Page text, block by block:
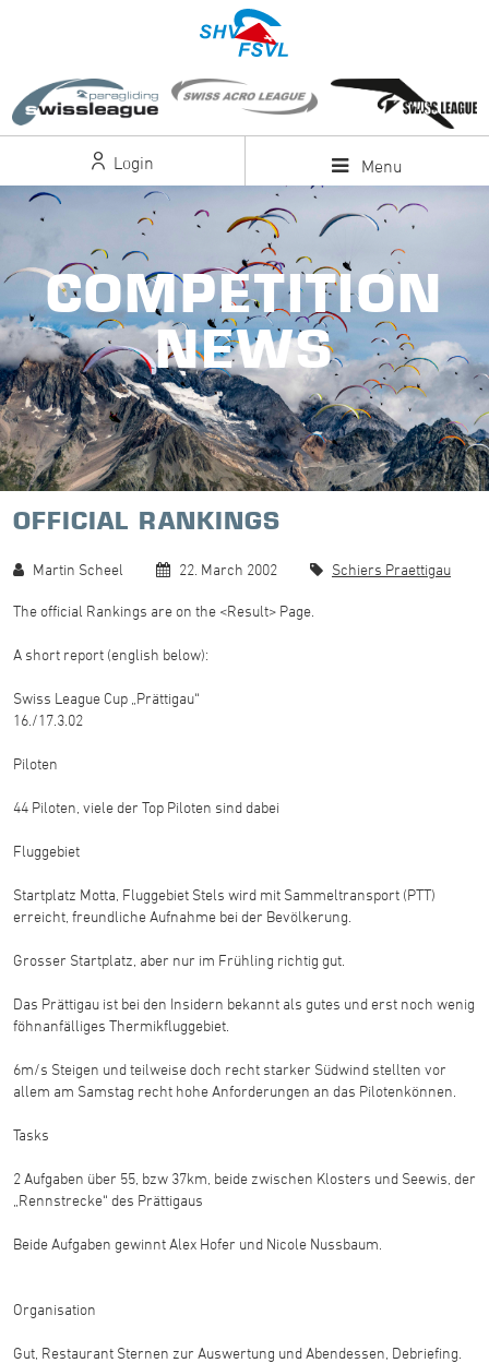
Login Menu
COMPETITION
NEWS
OFFICIAL RANKINGS
Martin Scheel 22. March 2002 Schiers Praettigau
The official Rankings are on the <Result> Page.
A short report (english below):
Swiss League Cup „Prättigau“
16./17.3.02
Piloten
44 Piloten, viele der Top Piloten sind dabei
Fluggebiet
Startplatz Motta, Fluggebiet Stels wird mit Sammeltransport (PTT)
erreicht, freundliche Aufnahme bei der Bevölkerung.
Grosser Startplatz, aber nur im Frühling richtig gut.
Das Prättigau ist bei den Insidern bekannt als gutes und erst noch wenig
föhnanfälliges Thermikfluggebiet.
6m/s Steigen und teilweise doch recht starker Südwind stellten vor
allem am Samstag recht hohe Anforderungen an das Pilotenkönnen.
Tasks
2 Aufgaben über 55, bzw 37km, beide zwischen Klosters und Seewis, der
„Rennstrecke“ des Prättigaus
Beide Aufgaben gewinnt Alex Hofer und Nicole Nussbaum.
Organisation
Gut, Restaurant Sternen zur Auswertung und Abendessen, Debriefing.